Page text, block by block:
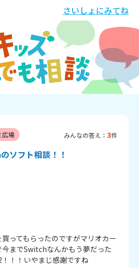
さいしょにみてね
広場 みんなの答え： 3件
ソフト相談！！
ってもらったのですがマリオカー
今までSwitchなんかもう夢だった
！！いやまじ感謝ですね